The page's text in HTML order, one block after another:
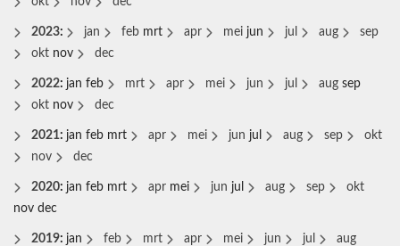
2023: jan feb mrt apr mei jun jul aug
sep
okt nov dec
2022: jan feb mrt apr mei jun jul aug sep
okt nov dec
2021: jan feb mrt apr mei jun jul aug sep
okt
nov
dec
2020: jan feb mrt apr mei jun jul aug sep
okt
nov dec
2019: jan feb mrt apr mei jun jul
aug